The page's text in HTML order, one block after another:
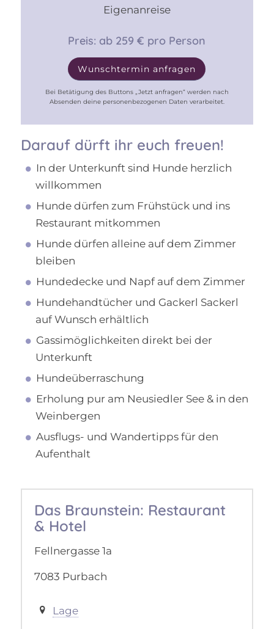
Eigenanreise
Preis: ab 259 € pro Person
Wunschtermin anfragen
Bei Betätigung des Buttons „Jetzt anfragen“ werden nach
Absenden deine personenbezogenen Daten verarbeitet.
Darauf dürft ihr euch freuen!
In der Unterkunft sind Hunde herzlich
willkommen
Hunde dürfen zum Frühstück und ins
Restaurant mitkommen
Hunde dürfen alleine auf dem Zimmer
bleiben
Hundedecke und Napf auf dem Zimmer
Hundehandtücher und Gackerl Sackerl
auf Wunsch erhältlich
Gassimöglichkeiten direkt bei der
Unterkunft
Hundeüberraschung
Erholung pur am Neusiedler See & in den
Weinbergen
Ausflugs- und Wandertipps für den
Aufenthalt
Das Braunstein: Restaurant
& Hotel
Fellnergasse 1a
7083 Purbach
Lage